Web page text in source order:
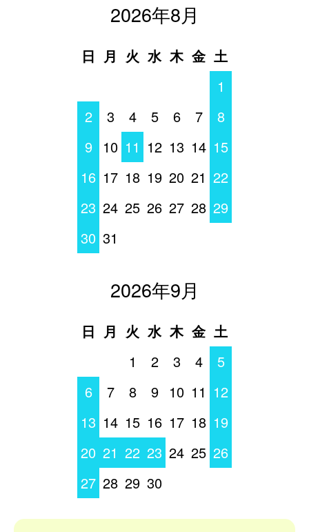
2026年8月
日 月 火 水 木 金 土
1
2
3 4 5 6 7
8
9
10 11 12 13 14 15
16 17 18 19 20 21 22
23 24 25 26 27 28 29
30 31
2026年9月
日 月 火 水 木 金 土
1
2 3 4
5
6
7 8 9 10 11 12
13 14 15 16 17 18 19
20 21 22 23 24 25 26
27 28 29 30